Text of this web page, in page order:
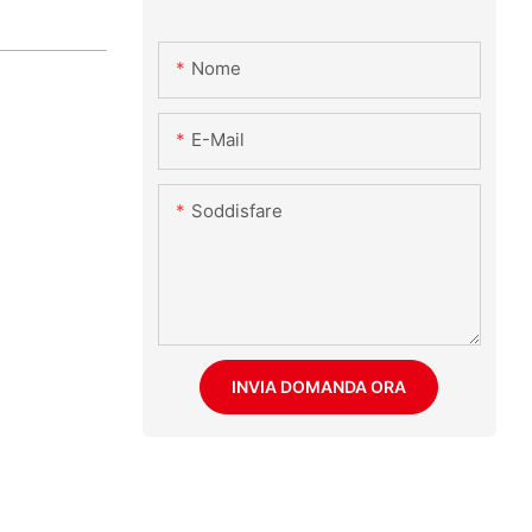
Nome
E-Mail
Soddisfare
INVIA DOMANDA ORA